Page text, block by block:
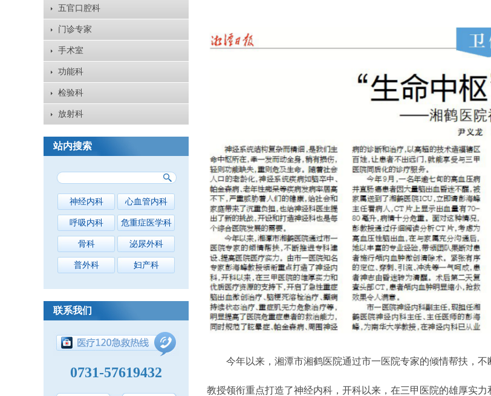
五官口腔科
门诊专家
手术室
功能科
检验科
放射科
站内搜索
神经内科 心血管内科
呼吸内科 危重症医学科
骨科 泌尿外科
普外科 妇产科
联系我们
0731-57619432
今年以来，湘潭市湘鹤医院通过市一医院专家的倾情帮扶，不
教授领衔重点打造了神经内科，开科以来，在三甲医院的雄厚实